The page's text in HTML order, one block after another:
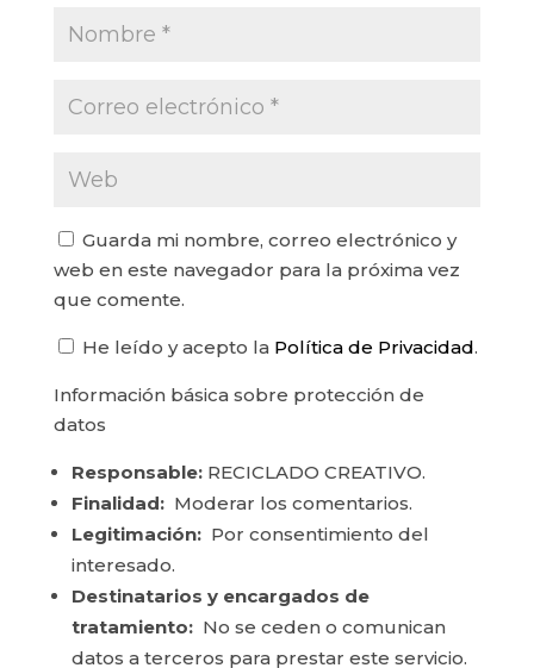
Guarda mi nombre, correo electrónico y
web en este navegador para la próxima vez
que comente.
He leído y acepto la Política de Privacidad.
Información básica sobre protección de
datos
Responsable:RECICLADO CREATIVO.
Finalidad:Moderar los comentarios.
Legitimación:Por consentimiento del
interesado.
Destinatarios y encargados de
tratamiento:No se ceden o comunican
datos a terceros para prestar este servicio.